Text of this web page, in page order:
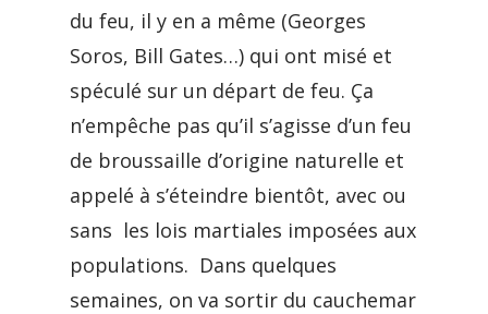
du feu, il y en a même (Georges
Soros, Bill Gates…) qui ont misé et
spéculé sur un départ de feu. Ça
n’empêche pas qu’il s’agisse d’un feu
de broussaille d’origine naturelle et
appelé à s’éteindre bientôt, avec ou
sans les lois martiales imposées aux
populations. Dans quelques
semaines, on va sortir du cauchemar